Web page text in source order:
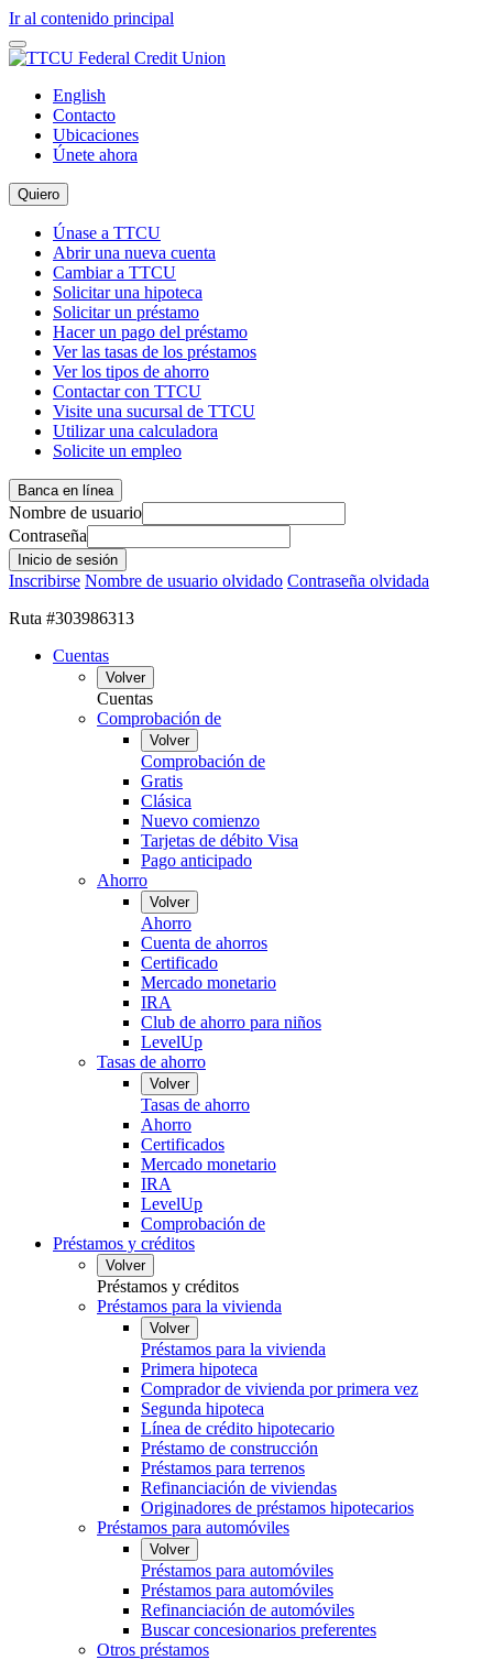
Ir al contenido principal
English
Contacto
Ubicaciones
Únete ahora
Quiero
Únase a TTCU
Abrir una nueva cuenta
Cambiar a TTCU
Solicitar una hipoteca
Solicitar un préstamo
Hacer un pago del préstamo
Ver las tasas de los préstamos
Ver los tipos de ahorro
Contactar con TTCU
Visite una sucursal de TTCU
Utilizar una calculadora
Solicite un empleo
Banca en línea
Nombre de usuario
Contraseña
Inscribirse Nombre de usuario olvidado Contraseña olvidada
Ruta #303986313
Cuentas
Volver
Cuentas
Comprobación de
Volver
Comprobación de
Gratis
Clásica
Nuevo comienzo
Tarjetas de débito Visa
Pago anticipado
Ahorro
Volver
Ahorro
Cuenta de ahorros
Certificado
Mercado monetario
IRA
Club de ahorro para niños
LevelUp
Tasas de ahorro
Volver
Tasas de ahorro
Ahorro
Certificados
Mercado monetario
IRA
LevelUp
Comprobación de
Préstamos y créditos
Volver
Préstamos y créditos
Préstamos para la vivienda
Volver
Préstamos para la vivienda
Primera hipoteca
Comprador de vivienda por primera vez
Segunda hipoteca
Línea de crédito hipotecario
Préstamo de construcción
Préstamos para terrenos
Refinanciación de viviendas
Originadores de préstamos hipotecarios
Préstamos para automóviles
Volver
Préstamos para automóviles
Préstamos para automóviles
Refinanciación de automóviles
Buscar concesionarios preferentes
Otros préstamos